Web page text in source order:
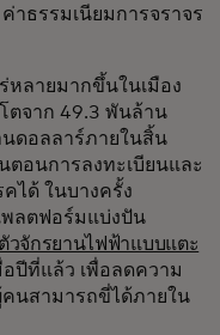
าธรรมเนียมการจราจร
หลายมากขึ้นในเมือง
ตจาก 49.3 พันล้าน
ดอลลาร์ภายในสิ้น
อนการลงทะเบียนและ
ได้ ในบางครั้ง
พลตฟอร์มแบ่งปัน
ตัวจักรยานไฟฟ้าแบบแตะ
in a new tab
อปีที่แล้ว เพื่อลดความ
นสามารถขี่ได้ภายใน